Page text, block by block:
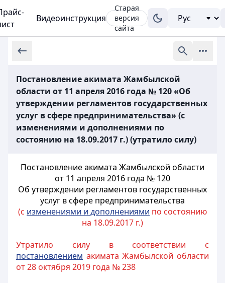
Видеоинструкция
Старая
версия
сайта
Постановление акимата Жамбылской
области от 11 апреля 2016 года № 120 «Об
утверждении регламентов государственных
услуг в сфере предпринимательства» (с
изменениями и дополнениями по
состоянию на 18.09.2017 г.) (утратило силу)
Постановление акимата Жамбылской области
от 11 апреля 2016 года № 120
Об утверждении регламентов государственных
услуг в сфере предпринимательства
(с изменениями и дополнениями по состоянию
на 18.09.2017 г.)
Утратило силу в соответствии с
постановлением акимата Жамбылской области
от 28 октября 2019 года № 238